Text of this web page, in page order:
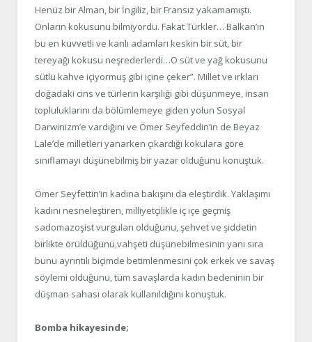
Henüz bir Alman, bir İngiliz, bir Fransız yakamamıştı.
Onların kokusunu bilmiyordu. Fakat Türkler… Balkan’ın
bu en kuvvetli ve kanlı adamları keskin bir süt, bir
tereyağı kokusu neşrederlerdi…O süt ve yağ kokusunu
sütlü kahve içiyormuş gibi içine çeker”. Millet ve ırkları
doğadaki cins ve türlerin karşılığı gibi düşünmeye, insan
topluluklarını da bölümlemeye giden yolun Sosyal
Darwinizm’e vardığını ve Ömer Seyfeddin’in de Beyaz
Lale’de milletleri yanarken çıkardığı kokulara göre
sınıflamayı düşünebilmiş bir yazar olduğunu konuştuk.
Ömer Seyfettin’in kadına bakışını da eleştirdik. Yaklaşımı
kadını nesneleştiren, milliyetçilikle iç içe geçmiş
sadomazoşist vurguları olduğunu, şehvet ve şiddetin
birlikte örüldüğünü,vahşeti düşünebilmesinin yanı sıra
bunu ayrıntılı biçimde betimlenmesini çok erkek ve savaş
söylemi olduğunu, tüm savaşlarda kadın bedeninin bir
düşman sahası olarak kullanıldığını konuştuk.
Bomba hikayesinde;